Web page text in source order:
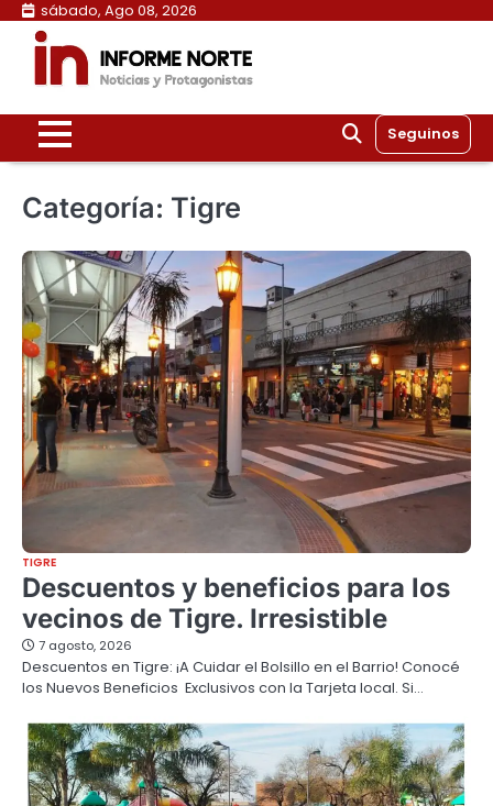
Skip
content
sábado, Ago 08, 2026
Seguinos
Categoría: Tigre
TIGRE
Descuentos y beneficios para los
vecinos de Tigre. Irresistible
7 agosto, 2026
Descuentos en Tigre: ¡A Cuidar el Bolsillo en el Barrio! Conocé
los Nuevos Beneficios Exclusivos con la Tarjeta local. Si…